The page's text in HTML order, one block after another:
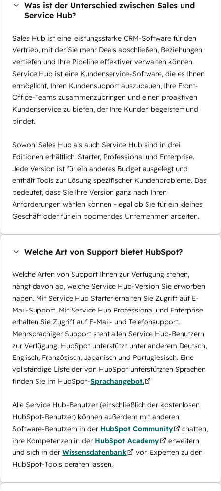
Was ist der Unterschied zwischen Sales und
Service Hub?
Sales Hub ist eine leistungsstarke CRM-Software für den
Vertrieb, mit der Sie mehr Deals abschließen, Beziehungen
vertiefen und Ihre Pipeline effektiver verwalten können.
Service Hub ist eine Kundenservice-Software, die es Ihnen
ermöglicht, Ihren Kundensupport auszubauen, Ihre Front-
Office-Teams zusammenzubringen und einen proaktiven
Kundenservice zu bieten, der Ihre Kunden begeistert und
bindet.
Sowohl Sales Hub als auch Service Hub sind in drei
Editionen erhältlich: Starter, Professional und Enterprise.
Jede Version ist für ein anderes Budget ausgelegt und
enthält Tools zur Lösung spezifischer Kundenprobleme. Das
bedeutet, dass Sie Ihre Version ganz nach Ihren
Anforderungen wählen können – egal ob Sie für ein kleines
Geschäft oder für ein boomendes Unternehmen arbeiten.
Welche Art von Support bietet HubSpot?
Welche Arten von Support Ihnen zur Verfügung stehen,
hängt davon ab, welche Service Hub-Version Sie erworben
haben. Mit Service Hub Starter erhalten Sie Zugriff auf E-
Mail-Support. Mit Service Hub Professional und Enterprise
erhalten Sie Zugriff auf E-Mail- und Telefonsupport.
Mehrsprachiger Support steht allen Service Hub-Benutzern
zur Verfügung. HubSpot unterstützt unter anderem Deutsch,
Englisch, Französisch, Japanisch und Portugiesisch. Eine
vollständige Liste der von HubSpot unterstützten Sprachen
finden Sie im HubSpot-Sprachangebot.
Alle Service Hub-Benutzer (einschließlich der kostenlosen
HubSpot-Benutzer) können außerdem mit anderen
Software-Benutzern in der HubSpot Community
chatten,
ihre Kompetenzen in der HubSpot Academy
erweitern
und sich in der Wissensdatenbank
von Experten zu den
HubSpot-Tools beraten lassen.